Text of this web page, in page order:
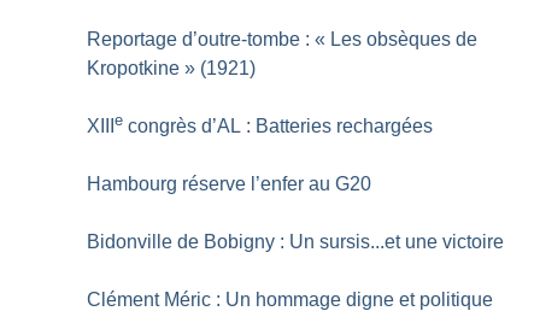
Reportage d’outre-tombe : « Les obsèques de
Kropotkine » (1921)
XIIIe congrès d’AL : Batteries rechargées
Hambourg réserve l’enfer au G20
Bidonville de Bobigny : Un sursis...et une victoire
Clément Méric : Un hommage digne et politique